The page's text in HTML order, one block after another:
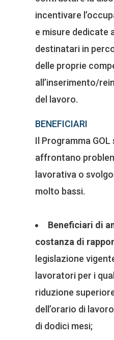
incentivare
e misure dedicate
destinatari in
delle proprie
all’inserimento/
del lavoro.
BENEFICIARI
Il Programma
affrontano
lavorativa o
molto bassi.
Beneficiari di
costanza di
legislazione
lavoratori per i
riduzione
dell’orario di
di dodici mesi;